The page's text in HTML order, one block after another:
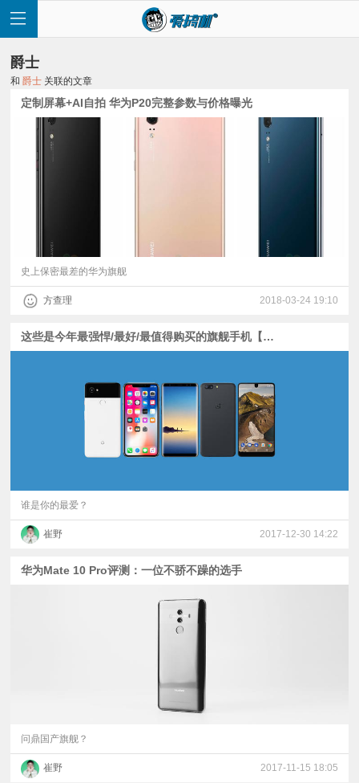
测
普
爵士
和爵士 关联的文章
定制屏幕+AI自拍 华为P20完整参数与价格曝光
史上保密最差的华为旗舰
方查理 2018-03-24 19:10
这些是今年最强悍/最好/最值得购买的旗舰手机【爱搞机年度最佳产品评选】
谁是你的最爱？
崔野 2017-12-30 14:22
华为Mate 10 Pro评测：一位不骄不躁的选手
问鼎国产旗舰？
崔野 2017-11-15 18:05